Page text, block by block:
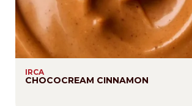
IRCA
CHOCOCREAM CINNAMON